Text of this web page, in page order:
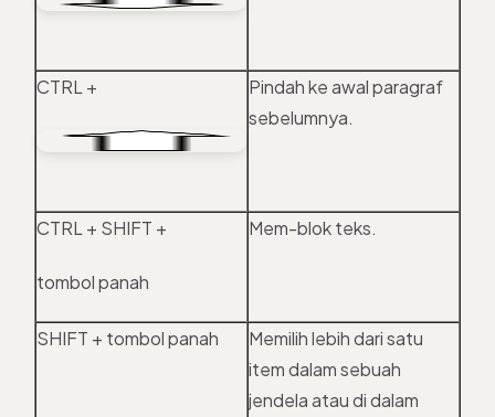
CTRL +
Pindah ke awal paragraf
sebelumnya.
CTRL + SHIFT +
tombol panah
Mem-blok teks.
SHIFT + tombol panah
Memilih lebih dari satu
item dalam sebuah
jendela atau di dalam